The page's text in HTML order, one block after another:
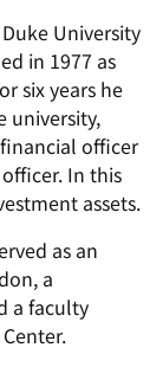
University
in 1977 as
six years he
university,
officer
In this
assets.
as an
a
a faculty